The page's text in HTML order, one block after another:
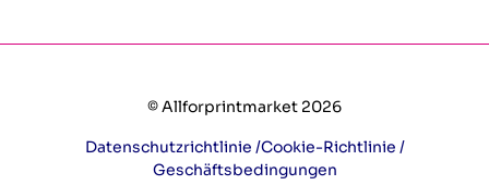
© Allforprintmarket 2026
Datenschutzrichtlinie /Cookie-Richtlinie /
Geschäftsbedingungen